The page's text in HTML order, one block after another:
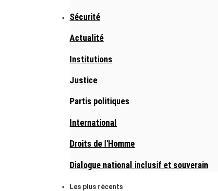
Sécurité
Actualité
Institutions
Justice
Partis politiques
International
Droits de l'Homme
Dialogue national inclusif et souverain
Les plus récents